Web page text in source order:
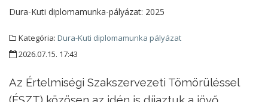
Dura-Kuti diplomamunka-pályázat: 2025
Kategória: Dura-Kuti diplomamunka pályázat
2026.07.15. 17:43
Az Értelmiségi Szakszervezeti Tömörüléssel